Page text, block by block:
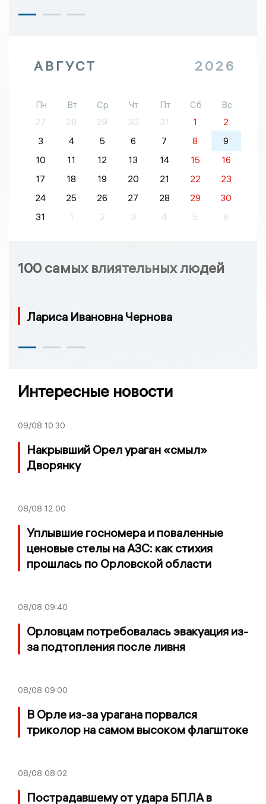
АВГУСТ 2026
Пн Вт Ср Чт Пт Сб
Вс
27
28 29 30 31 1
2
3
4 5 6 7 8
9
10
11 12 13 14 15
16
17
18 19 20 21 22
23
24
25 26 27 28 29
30
31
1 2 3 4 5 6
100 самых влиятельных людей
Лариса Ивановна Чернова
Интересные новости
09/08 10:30
Накрывший Орел ураган «смыл»
Дворянку
08/08 12:00
Уплывшие госномера и поваленные
ценовые стелы на АЗС: как стихия
прошлась по Орловской области
08/08 09:40
Орловцам потребовалась эвакуация из-
за подтопления после ливня
08/08 09:00
В Орле из-за урагана порвался
триколор на самом высоком флагштоке
08/08 08:02
Пострадавшему от удара БПЛА в